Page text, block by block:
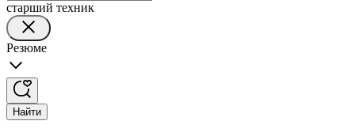
старший техник
Резюме
Найти